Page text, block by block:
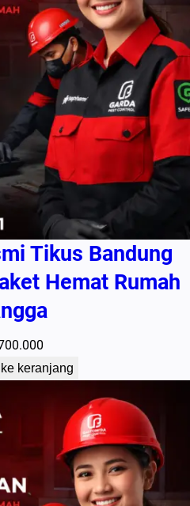
Tikus Bandung
Hemat Rumah
keranjang